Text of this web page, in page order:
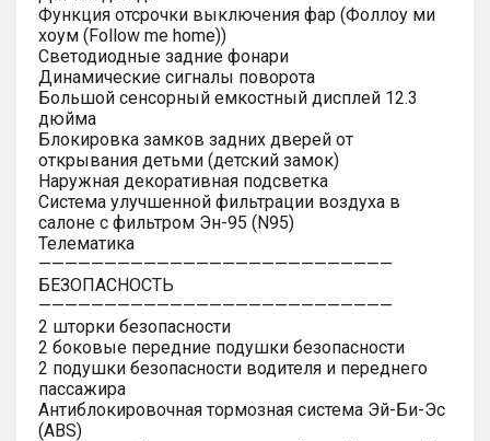
Функция отсрочки выключения фар (Фоллоу ми
хоум (Follow me home))
Светодиодные задние фонари
Динамические сигналы поворота
Большой сенсорный емкостный дисплей 12.3
дюйма
Блокировка замков задних дверей от
открывания детьми (детский замок)
Наружная декоративная подсветка
Система улучшенной фильтрации воздуха в
салоне с фильтром Эн-95 (N95)
Телематика
———————————————————————————
БЕЗОПАСНОСТЬ
———————————————————————————
2 шторки безопасности
2 боковые передние подушки безопасности
2 подушки безопасности водителя и переднего
пассажира
Антиблокировочная тормозная система Эй-Би-Эс
(ABS)